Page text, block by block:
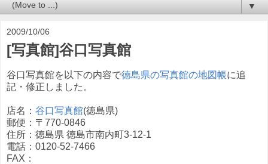
▼
2009/10/06
[写真館]谷口写真館
谷口写真館を以下の内容で徳島県の写真館の地図帳に追
記・修正しました。
店名： 谷口写真館(徳島県)
郵便：〒770-0846
住所：徳島県 徳島市南内町3-12-1
電話：0120-52-7466
FAX：